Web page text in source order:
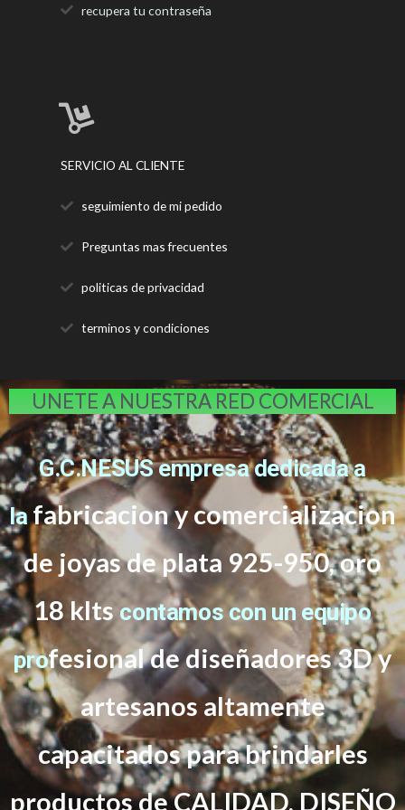
recupera tu contraseña
SERVICIO AL CLIENTE
seguimiento de mi pedido
Preguntas mas frecuentes
politicas de privacidad
terminos y condiciones
UNETE A NUESTRA RED COMERCIAL
G.C.NESUS empresa dedicada a
lafabricacion y comercializacion
de joyas de plata 925-950, oro
18 kltscontamos con un equipo
profesional de diseñadores 3D y
artesanos altamente
capacitadospara brindarles
productos de CALIDAD, DISEÑO